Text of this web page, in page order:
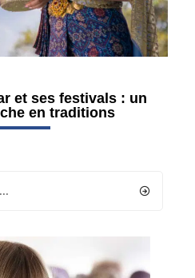
et ses festivals : un
en traditions